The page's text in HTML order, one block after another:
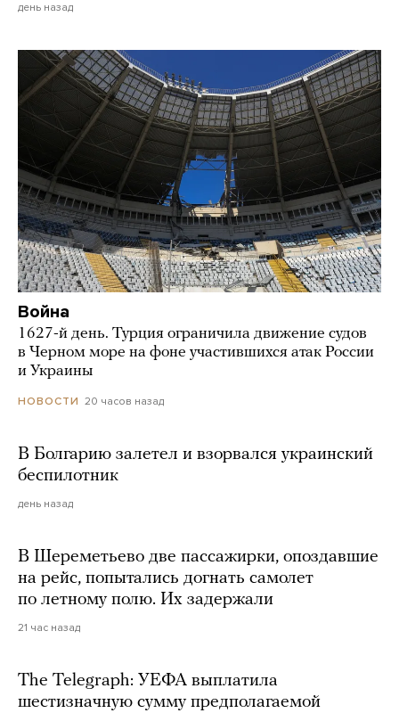
день назад
Война
1627-й день. Турция ограничила движение судов
в Черном море на фоне участившихся атак России
и Украины
НОВОСТИ 20 часов назад
В Болгарию залетел и взорвался украинский
беспилотник
день назад
В Шереметьево две пассажирки, опоздавшие
на рейс, попытались догнать самолет
по летному полю. Их задержали
21 час назад
The Telegraph: УЕФА выплатила
шестизначную сумму предполагаемой